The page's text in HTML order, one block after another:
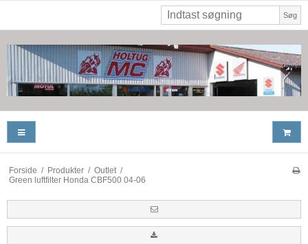
Søg
Forside / Produkter / Outlet /
Green luftfilter Honda CBF500 04-06